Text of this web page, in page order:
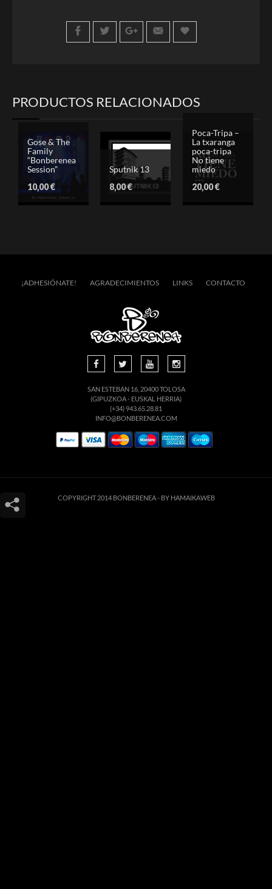
PRODUCTOS RELACIONADOS
Gose & The
Family
“Bonberenea
Session”
10,00€
Sputnik 13
8,00€
Poca-Tripa –
La txaranga
poca-tripa
No tiene
miedo
20,00€
¡ADHESIÓNATE! AGRADECIMIENTOS LINKS CONTACTO
SAN ESTEBAN 16, 20400 TOLOSA
(GIPUZKOA - EUSKAL HERRIA)
(+34) 943.65.28.81
INFO@BONBERENEA.COM
COPYRIGHT 2014 BONBERENEA - BY HAMAIKAWEB